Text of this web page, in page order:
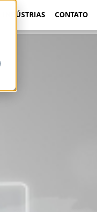
INDÚSTRIAS CONTATO